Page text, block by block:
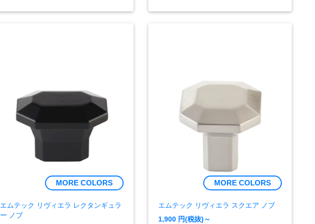
MORE COLORS
エムテック リヴィエラ レクタンギュラ
ー ノブ
MORE COLORS
エムテック リヴィエラ スクエア ノブ
1,900 円(税抜)～